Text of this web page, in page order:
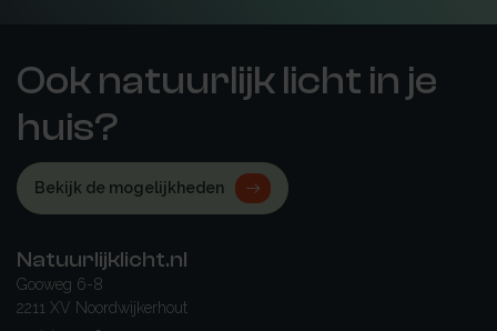
Ook natuurlijk licht in je
huis?
Bekijk de mogelijkheden
Natuurlijklicht.nl
Gooweg 6-8
2211 XV Noordwijkerhout